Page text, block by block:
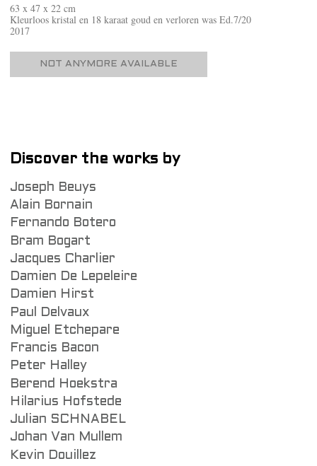
63 x 47 x 22 cm
Kleurloos kristal en 18 karaat goud en verloren was Ed.7/20
2017
NOT ANYMORE AVAILABLE
Discover the works by
Joseph Beuys
Alain Bornain
Fernando Botero
Bram Bogart
Jacques Charlier
Damien De Lepeleire
Damien Hirst
Paul Delvaux
Miguel Etchepare
Francis Bacon
Peter Halley
Berend Hoekstra
Hilarius Hofstede
Julian SCHNABEL
Johan Van Mullem
Kevin Douillez